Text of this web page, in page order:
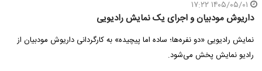
داریوش مودبیان و اجرای یک نمایش رادیویی
نمایش رادیویی «دو نفره‌ها؛ ساده اما پیچیده» به کارگردانی داریوش مودبیان از
رادیو نمایش پخش می‌شود.